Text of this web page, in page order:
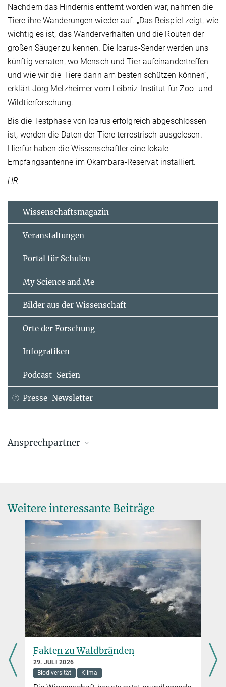
Nachdem das Hindernis entfernt worden war, nahmen die
Tiere ihre Wanderungen wieder auf. „Das Beispiel zeigt, wie
wichtig es ist, das Wanderverhalten und die Routen der
großen Säuger zu kennen. Die Icarus-Sender werden uns
künftig verraten, wo Mensch und Tier aufeinandertreffen
und wie wir die Tiere dann am besten schützen können“,
erklärt Jörg Melzheimer vom Leibniz-Institut für Zoo- und
Wildtierforschung.
Bis die Testphase von Icarus erfolgreich abgeschlossen
ist, werden die Daten der Tiere terrestrisch ausgelesen.
Hierfür haben die Wissenschaftler eine lokale
Empfangsantenne im Okambara-Reservat installiert.
HR
Wissenschaftsmagazin
Veranstaltungen
Portal für Schulen
My Science and Me
Bilder aus der Wissenschaft
Orte der Forschung
Infografiken
Podcast-Serien
Presse-Newsletter
Ansprechpartner
martin@...
Weitere interessante Beiträge
Fakten zu Waldbränden
29. JULI 2026
Biodiversität
Klima